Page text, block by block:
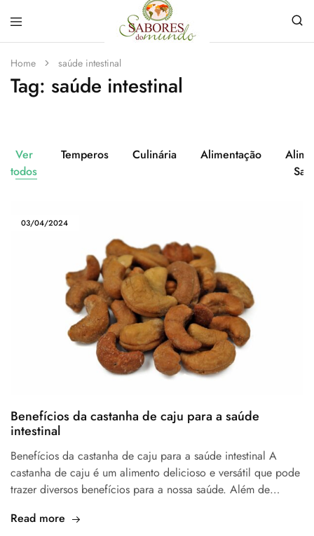
do
Mundo
loja
de
Temperos
e
Home saúde intestinal
Tag: saúde intestinal
Ver
todos
Temperos Culinária Alimentação
03/04/2024
Benefícios da castanha de caju para a saúde
intestinal
Benefícios da castanha de caju para a saúde intestinal A
castanha de caju é um alimento delicioso e versátil que pode
trazer diversos benefícios para a nossa saúde. Além de…
Read more